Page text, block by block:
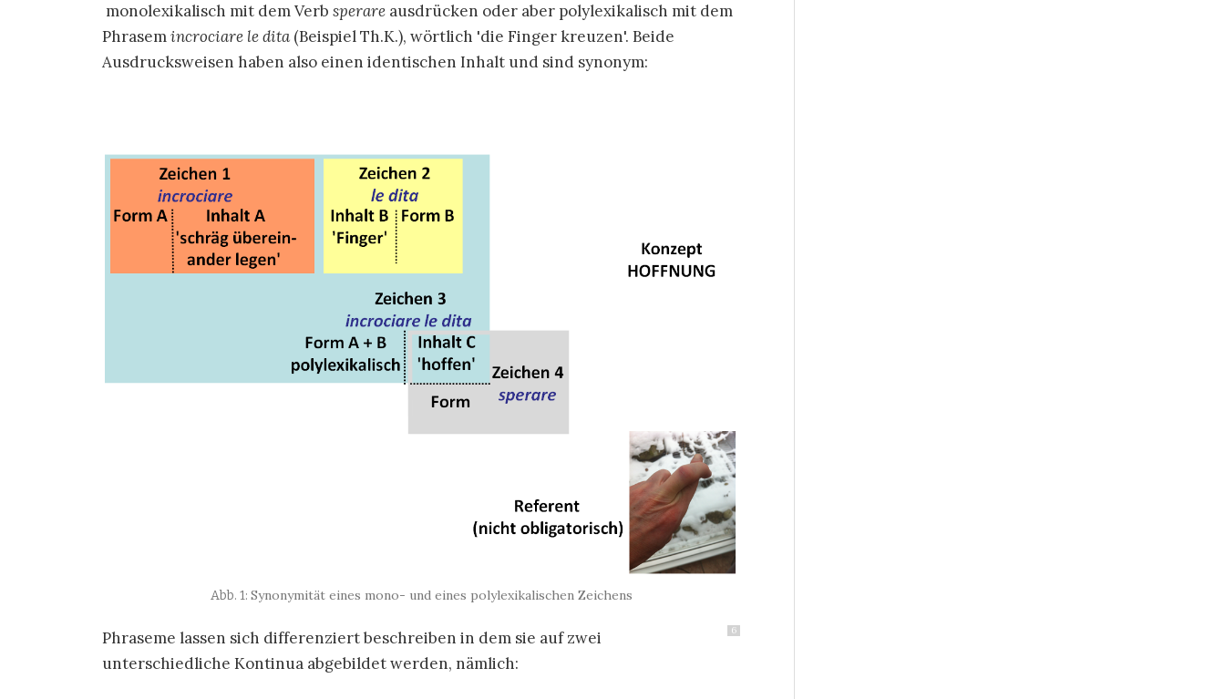
monolexikalisch mit dem Verb sperare ausdrücken oder aber polylexikalisch mit dem
Phrasemincrociare le dita (Beispiel Th.K.), wörtlich 'die Finger kreuzen'. Beide
Ausdrucksweisen haben also einen identischen Inhalt und sind synonym:
Synonymität eines mono- und eines polylexikalischen Zeichens
6
Phraseme lassen sich differenziert beschreiben in dem sie auf zwei
unterschiedliche Kontinua abgebildet werden, nämlich: